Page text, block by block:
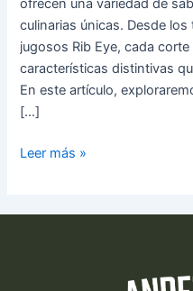
ofrecen una variedad de
culinarias únicas. Desde
jugosos Rib Eye, cada
características distintivas
En este artículo,
[…]
Leer más »